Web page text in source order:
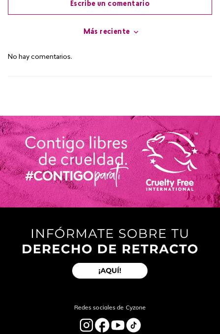
Escribe un comentario
Título
Tu nombre
Dirección de email
Escribe un comentario
Más reciente
No hay comentarios.
Redes sociales de Cyzone